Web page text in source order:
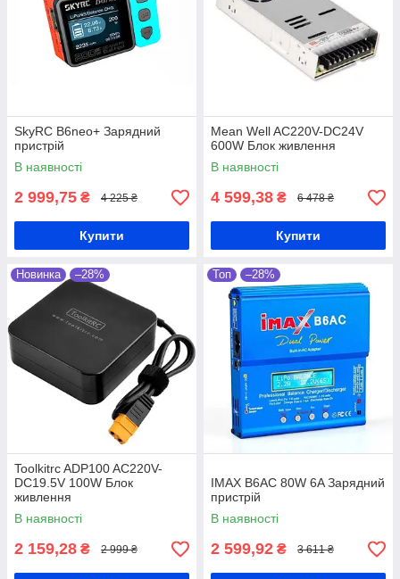
SkyRC B6neo+ Зарядний
пристрій
В наявності
2 999,75 ₴ 4 225 ₴
Купити
Mean Well AC220V-DC24V
600W Блок живлення
В наявності
4 599,38 ₴ 6 478 ₴
Купити
Новинка –28%
Toolkitrc ADP100 AC220V-
DC19.5V 100W Блок
живлення
В наявності
2 159,28 ₴ 2 999 ₴
Топ –28%
IMAX B6AC 80W 6A Зарядний
пристрій
В наявності
2 599,92 ₴ 3 611 ₴